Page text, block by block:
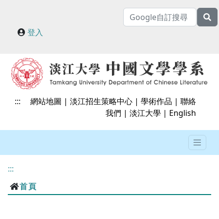
登入
::: 網站地圖 |淡江招生策略中心 |學術作品 |聯絡
我們 |淡江大學 | English
:::
首頁